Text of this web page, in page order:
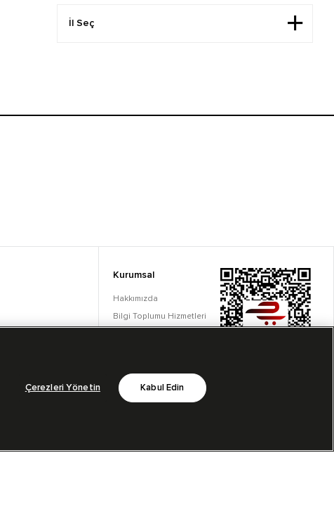
Kurumsal
Hakkımızda
Bilgi Toplumu Hizmetleri
Çerezleri Yönetin Kabul Edin